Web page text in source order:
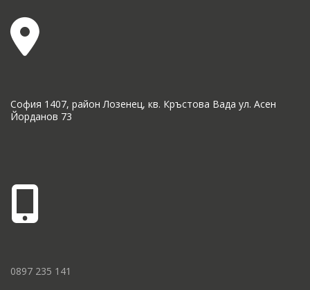
София 1407, район Лозенец, кв. Кръстова Вада ул. Асен
Йорданов 73
0897 235 141